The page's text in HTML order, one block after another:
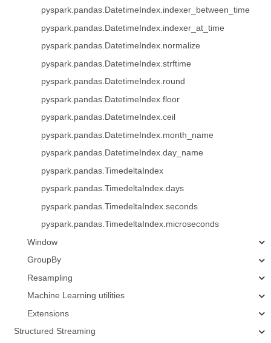
pyspark.pandas.DatetimeIndex.indexer_between_time
pyspark.pandas.DatetimeIndex.indexer_at_time
pyspark.pandas.DatetimeIndex.normalize
pyspark.pandas.DatetimeIndex.strftime
pyspark.pandas.DatetimeIndex.round
pyspark.pandas.DatetimeIndex.floor
pyspark.pandas.DatetimeIndex.ceil
pyspark.pandas.DatetimeIndex.month_name
pyspark.pandas.DatetimeIndex.day_name
pyspark.pandas.TimedeltaIndex
pyspark.pandas.TimedeltaIndex.days
pyspark.pandas.TimedeltaIndex.seconds
pyspark.pandas.TimedeltaIndex.microseconds
Window
GroupBy
Resampling
Machine Learning utilities
Extensions
Structured Streaming